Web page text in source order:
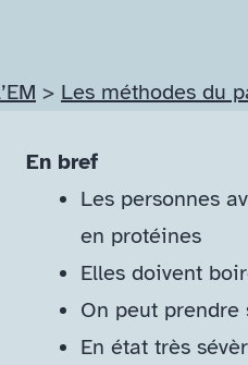
> Les méthodes du
En bref
Les personnes
en protéines
Elles doivent
On peut
En état très